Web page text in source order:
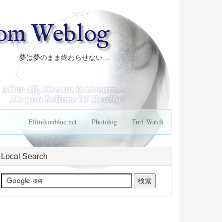
Weblog
夢は夢のまま終わらせない…
Ellinikonblue.net Photolog Turf Watch
Local Search